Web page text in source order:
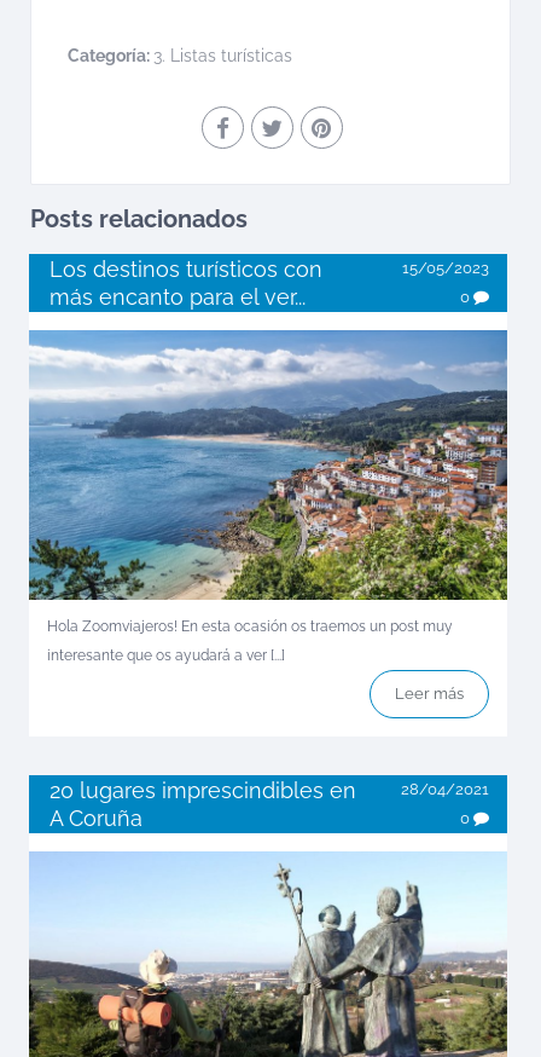
Categoría: 3. Listas turísticas
Posts relacionados
Los destinos turísticos con
más encanto para el ver...
15/05/2023
0
Hola Zoomviajeros! En esta ocasión os traemos un post muy
interesante que os ayudará a ver [...]
Leer más
20 lugares imprescindibles en
A Coruña
28/04/2021
0